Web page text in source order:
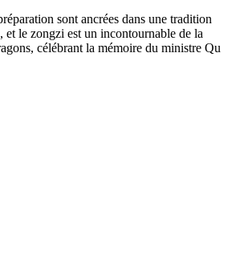
sont ancrées dans une tradition
et le zongzi est un incontournable de la
célébrant la mémoire du ministre Qu